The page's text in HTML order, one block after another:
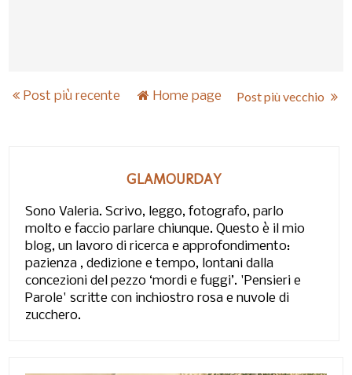
Post più recente Post più vecchio
Home page
GLAMOURDAY
Sono Valeria. Scrivo, leggo, fotografo, parlo
molto e faccio parlare chiunque. Questo è il mio
blog, un lavoro di ricerca e approfondimento:
pazienza , dedizione e tempo, lontani dalla
concezioni del pezzo ‘mordi e fuggi’. 'Pensieri e
Parole' scritte con inchiostro rosa e nuvole di
zucchero.